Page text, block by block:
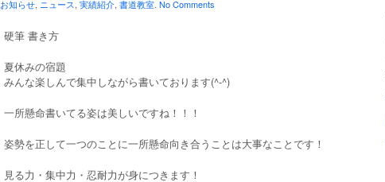
お知らせ, ニュース, 実績紹介, 書道教室. No Comments
硬筆 書き方
夏休みの宿題
みんな楽しんで集中しながら書いております(^-^)
一所懸命書いてる姿は美しいですね！！！
姿勢を正して一つのことに一所懸命向き合うことは大事なことです！
見る力・集中力・忍耐力が身につきます！